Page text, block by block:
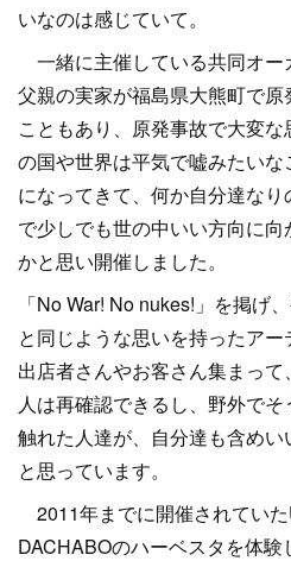
いなのは感じていて。
一緒に主催している共同オ
父親の実家が福島県大熊町で
こともあり、原発事故で大変
の国や世界は平気で嘘みたい
になってきて、何か自分達な
で少しでも世の中いい方向に
かと思い開催しました。
「No War! No nukes!」を掲げ
と同じような思いを持ったアー
出店者さんやお客さん集まっ
人は再確認できるし、野外で
触れた人達が、自分達も含め
と思っています。
2011年までに開催されてい
DACHABOのハーベスタを体